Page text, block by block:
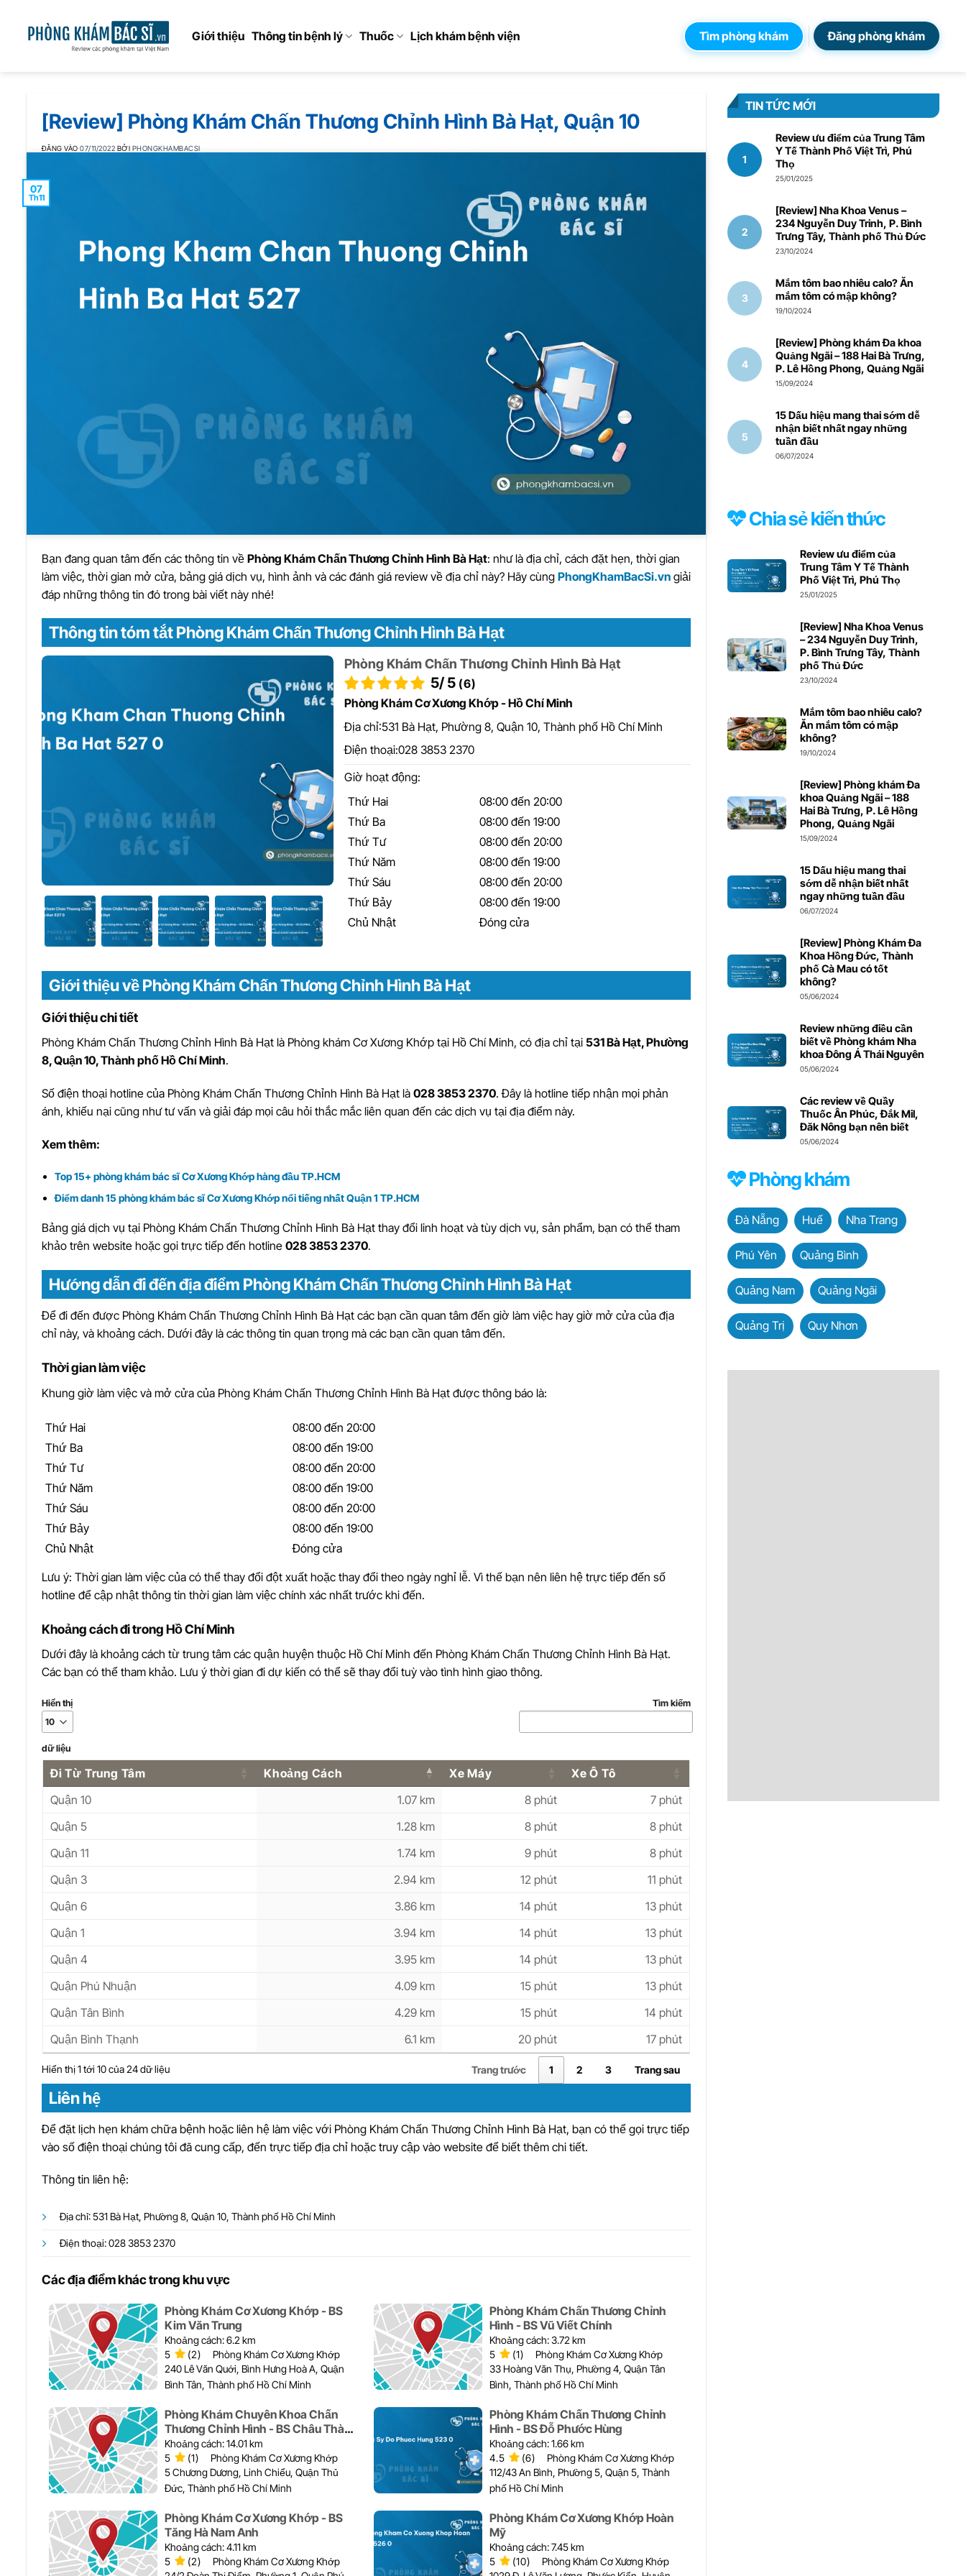
Giới thiệu Thông tin bệnh lý Thuốc Lịch khám bệnh viện Tìm phòng khám Đăng phòng khám
[Review] Phòng Khám Chấn Thương Chỉnh Hình Bà Hạt, Quận 10
ĐĂNG VÀO07/11/2022 BỞI PHONGKHAMBACSI
07
Th11
Bạn đang quan tâm đến các thông tin về Phòng Khám Chấn Thương Chỉnh Hình Bà Hạt: như là địa chỉ, cách đặt hẹn, thời gian
làm việc, thời gian mở cửa, bảng giá dịch vụ, hình ảnh và các đánh giá review về địa chỉ này? Hãy cùng PhongKhamBacSi.vn giải
đáp những thông tin đó trong bài viết này nhé!
Thông tin tóm tắt Phòng Khám Chấn Thương Chỉnh Hình Bà Hạt
Phòng Khám Chấn Thương Chỉnh Hình Bà Hạt
5/ 5 (6)
Phòng Khám Cơ Xương Khớp - Hồ Chí Minh
Địa chỉ:531 Bà Hạt, Phường 8, Quận 10, Thành phố Hồ Chí Minh
Điện thoại:028 3853 2370
Giờ hoạt động:
Thứ Hai
08:00 đến 20:00
Thứ Ba
08:00 đến 19:00
Thứ Tư
08:00 đến 20:00
Thứ Năm
08:00 đến 19:00
Thứ Sáu
08:00 đến 20:00
Thứ Bảy
08:00 đến 19:00
Chủ Nhật
Đóng cửa
Giới thiệu về Phòng Khám Chấn Thương Chỉnh Hình Bà Hạt
Giới thiệu chi tiết
Phòng Khám Chấn Thương Chỉnh Hình Bà Hạt là Phòng khám Cơ Xương Khớp tại Hồ Chí Minh, có địa chỉ tại 531 Bà Hạt, Phường
8, Quận 10, Thành phố Hồ Chí Minh.
Số điện thoại hotline của Phòng Khám Chấn Thương Chỉnh Hình Bà Hạt là 028 3853 2370. Đây là hotline tiếp nhận mọi phản
ánh, khiếu nại cũng như tư vấn và giải đáp mọi câu hỏi thắc mắc liên quan đến các dịch vụ tại địa điểm này.
Xem thêm:
Top 15+ phòng khám bác sĩ Cơ Xương Khớp hàng đầu TP.HCM
Điểm danh 15 phòng khám bác sĩ Cơ Xương Khớp nổi tiếng nhất Quận 1 TP.HCM
Bảng giá dịch vụ tại Phòng Khám Chấn Thương Chỉnh Hình Bà Hạt thay đổi linh hoạt và tùy dịch vụ, sản phẩm, bạn có thể tham
khảo trên website hoặc gọi trực tiếp đến hotline 028 3853 2370.
Hướng dẫn đi đến địa điểm Phòng Khám Chấn Thương Chỉnh Hình Bà Hạt
Để đi đến được Phòng Khám Chấn Thương Chỉnh Hình Bà Hạt các bạn cần quan tâm đến giờ làm việc hay giờ mở cửa của địa
chỉ này, và khoảng cách. Dưới đây là các thông tin quan trọng mà các bạn cần quan tâm đến.
Thời gian làm việc
Khung giờ làm việc và mở cửa của Phòng Khám Chấn Thương Chỉnh Hình Bà Hạt được thông báo là:
Thứ Hai
08:00 đến 20:00
Thứ Ba
08:00 đến 19:00
Thứ Tư
08:00 đến 20:00
Thứ Năm
08:00 đến 19:00
Thứ Sáu
08:00 đến 20:00
Thứ Bảy
08:00 đến 19:00
Chủ Nhật
Đóng cửa
Lưu ý: Thời gian làm việc của có thể thay đổi đột xuất hoặc thay đổi theo ngày nghỉ lễ. Vì thế bạn nên liên hệ trực tiếp đến số
hotline để cập nhật thông tin thời gian làm việc chính xác nhất trước khi đến.
Khoảng cách đi trong Hồ Chí Minh
Dưới đây là khoảng cách từ trung tâm các quận huyện thuộc Hồ Chí Minh đến Phòng Khám Chấn Thương Chỉnh Hình Bà Hạt.
Các bạn có thể tham khảo. Lưu ý thời gian đi dự kiến có thể sẽ thay đổi tuỳ vào tình hình giao thông.
Hiển thị
dữ liệu
Tìm kiếm
Đi Từ Trung Tâm Khoảng Cách Xe Máy
Xe Ô Tô
Quận 10
1.07 km 8 phút
7 phút
Quận 5
1.28 km 8 phút
8 phút
Quận 11
1.74 km 9 phút
8 phút
Quận 3
2.94 km 12 phút
11 phút
Quận 6
3.86 km 14 phút
13 phút
Quận 1
3.94 km 14 phút
13 phút
Quận 4
3.95 km 14 phút
13 phút
Quận Phú Nhuận
4.09 km 15 phút
13 phút
Quận Tân Bình
4.29 km 15 phút
14 phút
Quận Bình Thạnh
6.1 km 20 phút 17 phút
Hiển thị 1 tới 10 của 24 dữ liệu Trang trước 1 2 3 Trang sau
Liên hệ
Để đặt lịch hẹn khám chữa bệnh hoặc liên hệ làm việc với Phòng Khám Chấn Thương Chỉnh Hình Bà Hạt, bạn có thể gọi trực tiếp
vào số điện thoại chúng tôi đã cung cấp, đến trực tiếp địa chỉ hoặc truy cập vào website để biết thêm chi tiết.
Thông tin liên hệ:
Địa chỉ: 531 Bà Hạt, Phường 8, Quận 10, Thành phố Hồ Chí Minh
Điện thoại: 028 3853 2370
Các địa điểm khác trong khu vực
Phòng Khám Cơ Xương Khớp - BS
Kim Văn Trung
Khoảng cách: 6.2 km
5
(2)
Phòng Khám Cơ Xương Khớp
240 Lê Văn Quới, Bình Hưng Hoà A, Quận
Bình Tân, Thành phố Hồ Chí Minh
Phòng Khám Chấn Thương Chỉnh
Hình - BS Vũ Viết Chính
Khoảng cách: 3.72 km
5
(1)
Phòng Khám Cơ Xương Khớp
33 Hoàng Văn Thụ, Phường 4, Quận Tân
Bình, Thành phố Hồ Chí Minh
Phòng Khám Chuyên Khoa Chấn
Thương Chỉnh Hình - BS Châu Thành
Long
Khoảng cách: 14.01 km
5
(1)
Phòng Khám Cơ Xương Khớp
5 Chương Dương, Linh Chiểu, Quận Thủ
Đức, Thành phố Hồ Chí Minh
Phòng Khám Chấn Thương Chỉnh
Hình - BS Đỗ Phước Hùng
Khoảng cách: 1.66 km
4.5
(6)
Phòng Khám Cơ Xương Khớp
112/43 An Bình, Phường 5, Quận 5, Thành
phố Hồ Chí Minh
Phòng Khám Cơ Xương Khớp - BS
Tăng Hà Nam Anh
Khoảng cách: 4.11 km
5
(2)
Phòng Khám Cơ Xương Khớp
Phòng Khám Cơ Xương Khớp Hoàn
Mỹ
Khoảng cách: 7.45 km
5
(10)
Phòng Khám Cơ Xương Khớp
TIN TỨC MỚI
Review ưu điểm của Trung Tâm
Y Tế Thành Phố Việt Trì, Phú
Thọ
25/01/2025
[Review] Nha Khoa Venus –
234 Nguyễn Duy Trinh, P. Bình
Trưng Tây, Thành phố Thủ Đức
23/10/2024
Mắm tôm bao nhiêu calo? Ăn
mắm tôm có mập không?
19/10/2024
[Review] Phòng khám Đa khoa
Quảng Ngãi – 188 Hai Bà Trưng,
P. Lê Hồng Phong, Quảng Ngãi
15/09/2024
15 Dấu hiệu mang thai sớm dễ
nhận biết nhất ngay những
tuần đầu
06/07/2024
Chia sẻ kiến thức
Review ưu điểm của
Trung Tâm Y Tế Thành
Phố Việt Trì, Phú Thọ
25/01/2025
[Review] Nha Khoa Venus
– 234 Nguyễn Duy Trinh,
P. Bình Trưng Tây, Thành
phố Thủ Đức
23/10/2024
Mắm tôm bao nhiêu calo?
Ăn mắm tôm có mập
không?
19/10/2024
[Review] Phòng khám Đa
khoa Quảng Ngãi – 188
Hai Bà Trưng, P. Lê Hồng
Phong, Quảng Ngãi
15/09/2024
15 Dấu hiệu mang thai
sớm dễ nhận biết nhất
ngay những tuần đầu
06/07/2024
[Review] Phòng Khám Đa
Khoa Hồng Đức, Thành
phố Cà Mau có tốt
không?
05/06/2024
Review những điều cần
biết về Phòng khám Nha
khoa Đông Á Thái Nguyên
05/06/2024
Các review về Quầy
Thuốc Ân Phúc, Đắk Mil,
Đăk Nông bạn nên biết
05/06/2024
Phòng khám
Đà Nẵng Huế Nha Trang
Phú Yên Quảng Bình
Quảng Nam Quảng Ngãi
Quảng Trị Quy Nhơn